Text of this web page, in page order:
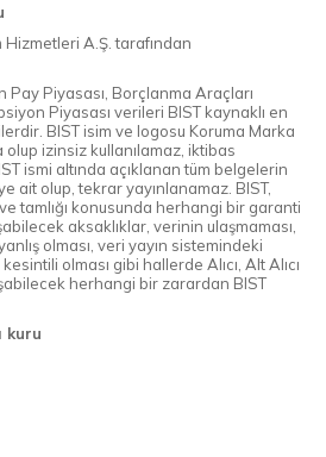
Hizmetleri A.Ş. tarafından
Pay Piyasası, Borçlanma Araçları
Piyasası verileri BIST kaynaklı en
BIST isim ve logosu Koruma Marka
izinsiz kullanılamaz, iktibas
ismi altında açıklanan tüm belgelerin
ait olup, tekrar yayınlanamaz. BIST,
tamlığı konusunda herhangi bir garanti
aksaklıklar, verinin ulaşmaması,
olması, veri yayın sistemindeki
olması gibi hallerde Alıcı, Alt Alıcı
herhangi bir zarardan BIST
kuru